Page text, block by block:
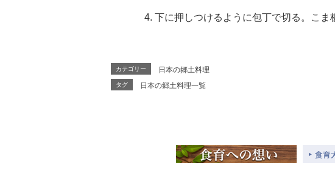
下に押しつけるように包丁で切る。こま
カテゴリー 日本の郷土料理
タグ 日本の郷土料理一覧